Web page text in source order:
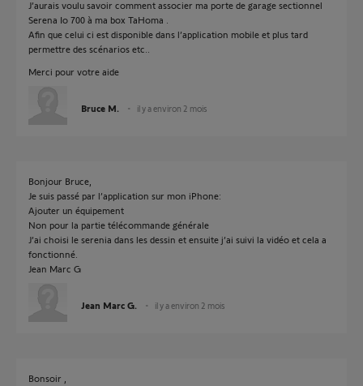
J’aurais voulu savoir comment associer ma porte de garage sectionnel
Serena Io 700 à ma box TaHoma .
Afin que celui ci est disponible dans l’application mobile et plus tard
permettre des scénarios etc..
Merci pour votre aide
Bruce M. il y a environ 2 mois
Bonjour Bruce,
Je suis passé par l’application sur mon iPhone:
Ajouter un équipement
Non pour la partie télécommande générale
J’ai choisi le serenia dans les dessin et ensuite j’ai suivi la vidéo et cela a
fonctionné.
Jean Marc G
Jean Marc G. il y a environ 2 mois
Bonsoir ,